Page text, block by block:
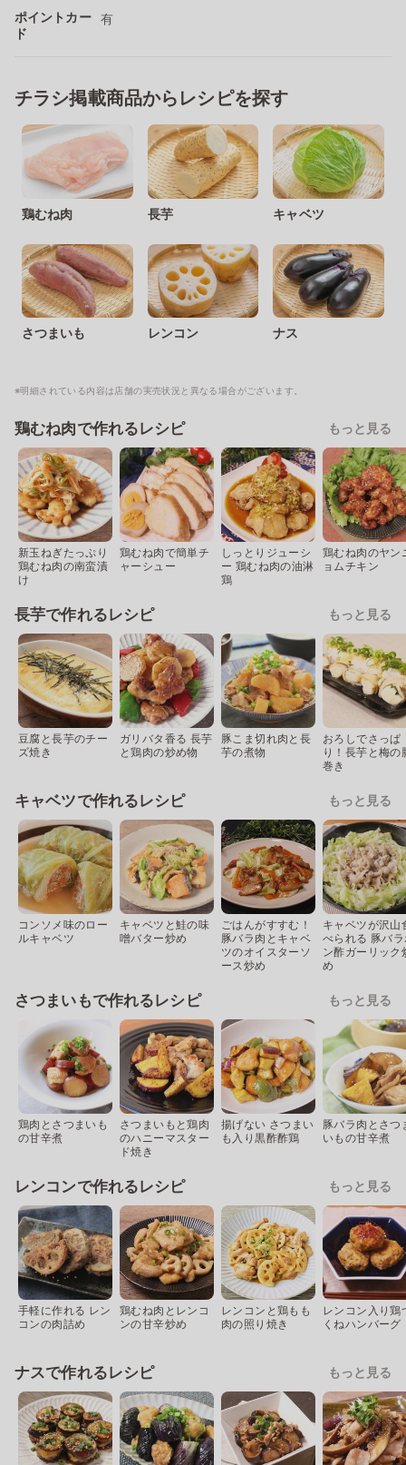
ポイントカー
ド
有
チラシ掲載商品からレシピを探す
鶏むね肉 長芋 キャベツ
さつまいも レンコン ナス
※明細されている内容は店舗の実売状況と異なる場合がございます。
鶏むね肉で作れるレシピ もっと見る
新玉ねぎたっぷり
鶏むね肉の南蛮漬
け
鶏むね肉で簡単チ
ャーシュー
しっとりジューシ
ー 鶏むね肉の油淋
鶏
鶏むね肉のヤン
ョムチキン
長芋で作れるレシピ もっと見る
豆腐と長芋のチー
ズ焼き
ガリバタ香る 長芋
と鶏肉の炒め物
豚こま切れ肉と長
芋の煮物
おろしでさっぱ
り！長芋と梅の
巻き
キャベツで作れるレシピ もっと見る
コンソメ味のロー
ルキャベツ
キャベツと鮭の味
噌バター炒め
ごはんがすすむ！
豚バラ肉とキャベ
ツのオイスターソ
ース炒め
キャベツが沢山
べられる 豚バ
ン酢ガーリック
め
さつまいもで作れるレシピ もっと見る
鶏肉とさつまいも
の甘辛煮
さつまいもと鶏肉
のハニーマスター
ド焼き
揚げない さつまい
も入り黒酢酢鶏
豚バラ肉とさつ
いもの甘辛煮
レンコンで作れるレシピ もっと見る
手軽に作れる レン
コンの肉詰め
鶏むね肉とレンコ
ンの甘辛炒め
レンコンと鶏もも
肉の照り焼き
レンコン入り鶏
くねハンバーグ
ナスで作れるレシピ もっと見る